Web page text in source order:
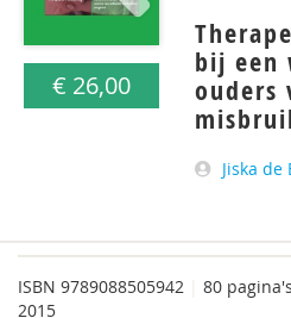
€ 26,00
bij een
ouders
Jiska de
ISBN 9789088505942 80 pagina's
2015